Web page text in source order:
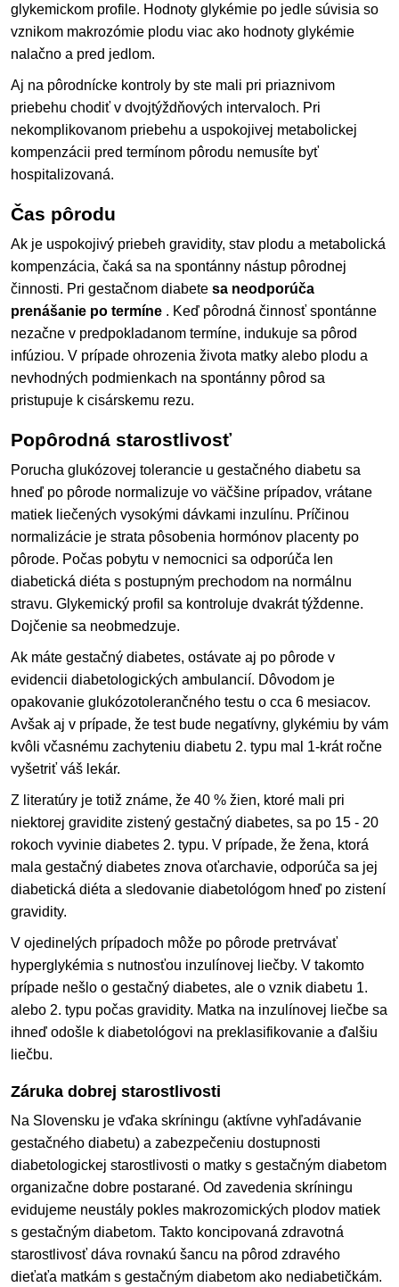
glykemickom profile. Hodnoty glykémie po jedle súvisia so
vznikom makrozómie plodu viac ako hodnoty glykémie
nalačno a pred jedlom.
Aj na pôrodnícke kontroly by ste mali pri priaznivom
priebehu chodiť v dvojtýždňových intervaloch. Pri
nekomplikovanom priebehu a uspokojivej metabolickej
kompenzácii pred termínom pôrodu nemusíte byť
hospitalizovaná.
Čas pôrodu
Ak je uspokojivý priebeh gravidity, stav plodu a metabolická
kompenzácia, čaká sa na spontánny nástup pôrodnej
činnosti. Pri gestačnom diabete sa neodporúča
prenášanie po termíne . Keď pôrodná činnosť spontánne
nezačne v predpokladanom termíne, indukuje sa pôrod
infúziou. V prípade ohrozenia života matky alebo plodu a
nevhodných podmienkach na spontánny pôrod sa
pristupuje k cisárskemu rezu.
Popôrodná starostlivosť
Porucha glukózovej tolerancie u gestačného diabetu sa
hneď po pôrode normalizuje vo väčšine prípadov, vrátane
matiek liečených vysokými dávkami inzulínu. Príčinou
normalizácie je strata pôsobenia hormónov placenty po
pôrode. Počas pobytu v nemocnici sa odporúča len
diabetická diéta s postupným prechodom na normálnu
stravu. Glykemický profil sa kontroluje dvakrát týždenne.
Dojčenie sa neobmedzuje.
Ak máte gestačný diabetes, ostávate aj po pôrode v
evidencii diabetologických ambulancií. Dôvodom je
opakovanie glukózotolerančného testu o cca 6 mesiacov.
Avšak aj v prípade, že test bude negatívny, glykémiu by vám
kvôli včasnému zachyteniu diabetu 2. typu mal 1-krát ročne
vyšetriť váš lekár.
Z literatúry je totiž známe, že 40 % žien, ktoré mali pri
niektorej gravidite zistený gestačný diabetes, sa po 15 - 20
rokoch vyvinie diabetes 2. typu. V prípade, že žena, ktorá
mala gestačný diabetes znova oťarchavie, odporúča sa jej
diabetická diéta a sledovanie diabetológom hneď po zistení
gravidity.
V ojedinelých prípadoch môže po pôrode pretrvávať
hyperglykémia s nutnosťou inzulínovej liečby. V takomto
prípade nešlo o gestačný diabetes, ale o vznik diabetu 1.
alebo 2. typu počas gravidity. Matka na inzulínovej liečbe sa
ihneď odošle k diabetológovi na preklasifikovanie a ďalšiu
liečbu.
Záruka dobrej starostlivosti
Na Slovensku je vďaka skríningu (aktívne vyhľadávanie
gestačného diabetu) a zabezpečeniu dostupnosti
diabetologickej starostlivosti o matky s gestačným diabetom
organizačne dobre postarané. Od zavedenia skríningu
evidujeme neustály pokles makrozomických plodov matiek
s gestačným diabetom. Takto koncipovaná zdravotná
starostlivosť dáva rovnakú šancu na pôrod zdravého
dieťaťa matkám s gestačným diabetom ako nediabetičkám.